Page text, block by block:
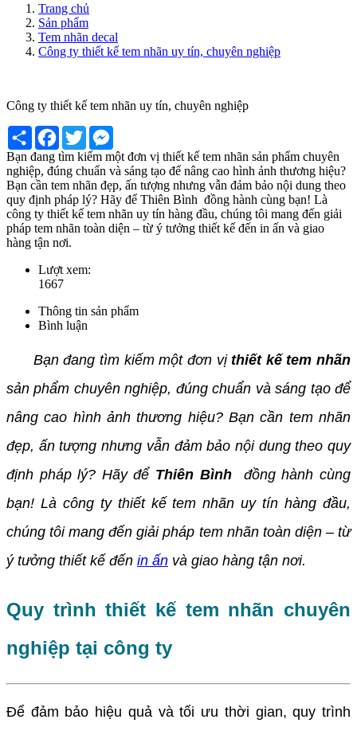
Trang chủ
Sản phẩm
Tem nhãn decal
Công ty thiết kế tem nhãn uy tín, chuyên nghiệp
Công ty thiết kế tem nhãn uy tín, chuyên nghiệp
Share Facebook
Twitter
Bạn đang tìm kiếm một đơn vị thiết kế tem nhãn sản phẩm chuyên
nghiệp, đúng chuẩn và sáng tạo để nâng cao hình ảnh thương hiệu?
Bạn cần tem nhãn đẹp, ấn tượng nhưng vẫn đảm bảo nội dung theo
quy định pháp lý? Hãy để Thiên Bình đồng hành cùng bạn! Là
công ty thiết kế tem nhãn uy tín hàng đầu, chúng tôi mang đến giải
pháp tem nhãn toàn diện – từ ý tưởng thiết kế đến in ấn và giao
hàng tận nơi.
Lượt xem:
1667
Thông tin sản phẩm
Bình luận
Bạn đang tìm kiếm một đơn vịthiết kế tem nhãn
sản phẩm chuyên nghiệp, đúng chuẩn và sáng tạo để
nâng cao hình ảnh thương hiệu? Bạn cần tem nhãn
đẹp, ấn tượng nhưng vẫn đảm bảo nội dung theo quy
định pháp lý? Hãy để Thiên Bìnhđồng hành cùng
bạn! Là công ty thiết kế tem nhãn uy tín hàng đầu,
chúng tôi mang đến giải pháp tem nhãn toàn diện – từ
ý tưởng thiết kế đến in ấn và giao hàng tận nơi.
Quy trình thiết kế tem nhãn chuyên
nghiệp tại công ty
Để đảm bảo hiệu quả và tối ưu thời gian, quy trình